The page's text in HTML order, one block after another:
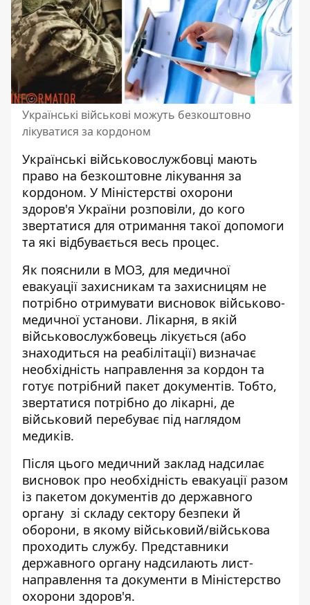
Українські військові можуть безкоштовно
лікуватися за кордоном
Українські військовослужбовці мають
право на безкоштовне лікування за
кордоном. У Міністерстві охорони
здоров'я України розповіли, до кого
звертатися для отримання такої допомоги
та які відбувається весь процес.
Як пояснили в МОЗ, для медичної
евакуації захисникам та захисницям не
потрібно отримувати висновок військово-
медичної установи. Лікарня, в якій
військовослужбовець лікується (або
знаходиться на реабілітації) визначає
необхідність направлення за кордон та
готує потрібний пакет документів. Тобто,
звертатися потрібно до лікарні, де
військовий перебуває під наглядом
медиків.
Після цього медичний заклад надсилає
висновок про необхідність евакуації разом
із пакетом документів до державного
органу зі складу сектору безпеки й
оборони, в якому військовий/військова
проходить службу. Представники
державного органу надсилають лист-
направлення та документи в Міністерство
охорони здоров'я.